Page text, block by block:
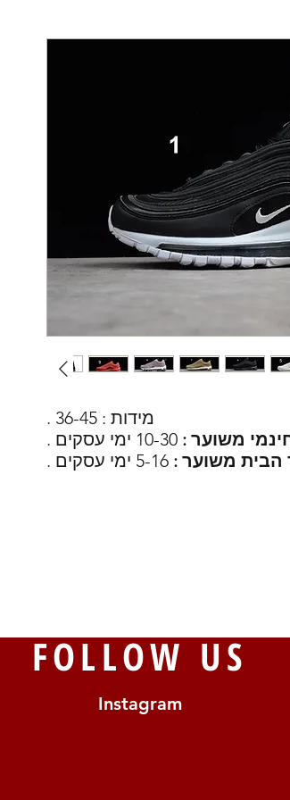
מידות : 36-45 .
משוער : 10-30 ימי עסקים .
5-16 ימי עסקים .
FOLLOW US
Instagram